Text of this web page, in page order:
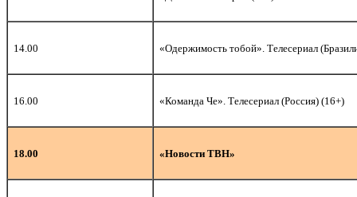
14.00 «Одержимость тобой». Телесериал
16.00 «Команда Че». Телесериал (Россия) (16+)
18.00 «Новости ТВН»